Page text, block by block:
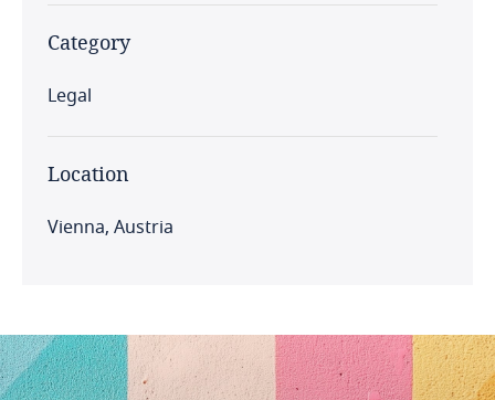
Category
Legal
Location
Vienna, Austria